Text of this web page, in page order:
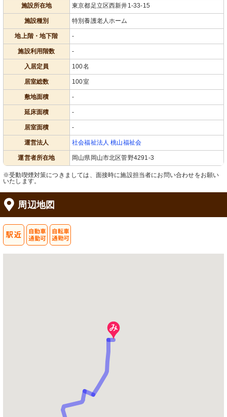
居室
広々とした明るい居室です。ゆったり
と過ごせる環境が整っています。
居室
窓から自然光が差し込む、ベッドが備
わった明るい居室です。カーテンでプ
落ち着いた雰囲気がある居室です。ベ
ッドサイドには緊急コールボタンが備
わっており、安心して過ごせます。
広々とした居室は、落ち着いた雰囲気
でリラックスできる空間です。看護や
ケアに理想的な環境が整っています。
施設所在地 東京都足立区西新井1-33-15
施設種別 特別養護老人ホーム
地上階・地下階 -
施設利用階数 -
入居定員 100名
居室総数 100室
敷地面積 -
延床面積 -
居室面積 -
運営法人 社会福祉法人 桃山福祉会
運営者所在地 岡山県岡山市北区菅野4291-3
※受動喫煙対策につきましては、面接時に施設担当者にお問い合わせをお願い
いたします。
周辺地図